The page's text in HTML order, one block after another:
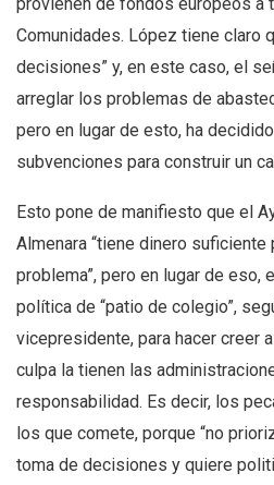
Comunidades. López tiene claro
decisiones” y, en este caso, el
arreglar los problemas de
pero en lugar de esto, ha
subvenciones para construir un
Esto pone de manifiesto que el
Almenara “tiene dinero suficiente
problema”, pero en lugar de eso,
política de “patio de colegio”,
vicepresidente, para hacer creer
culpa la tienen las
responsabilidad. Es decir, los
los que comete, porque “no
toma de decisiones y quiere